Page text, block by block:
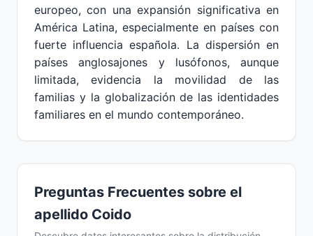
europeo, con una expansión significativa en
América Latina, especialmente en países con
fuerte influencia española. La dispersión en
países anglosajones y lusófonos, aunque
limitada, evidencia la movilidad de las
familias y la globalización de las identidades
familiares en el mundo contemporáneo.
Preguntas Frecuentes sobre el
apellido Coido